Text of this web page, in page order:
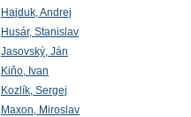
Hajduk, Andrej
Husár, Stanislav
Jasovský, Ján
Kiňo, Ivan
Kozlík, Sergej
Maxon, Miroslav